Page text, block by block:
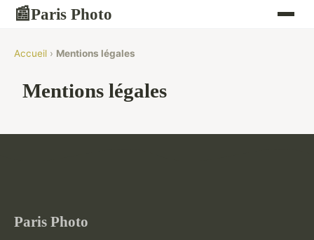
📰Paris Photo
Accueil › Mentions légales
Mentions légales
Paris Photo